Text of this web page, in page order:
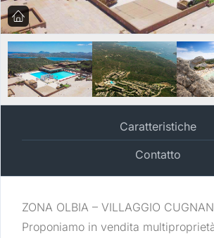
Caratteristiche
Contatto
ZONA OLBIA – VILLAGGIO
Proponiamo in vendita